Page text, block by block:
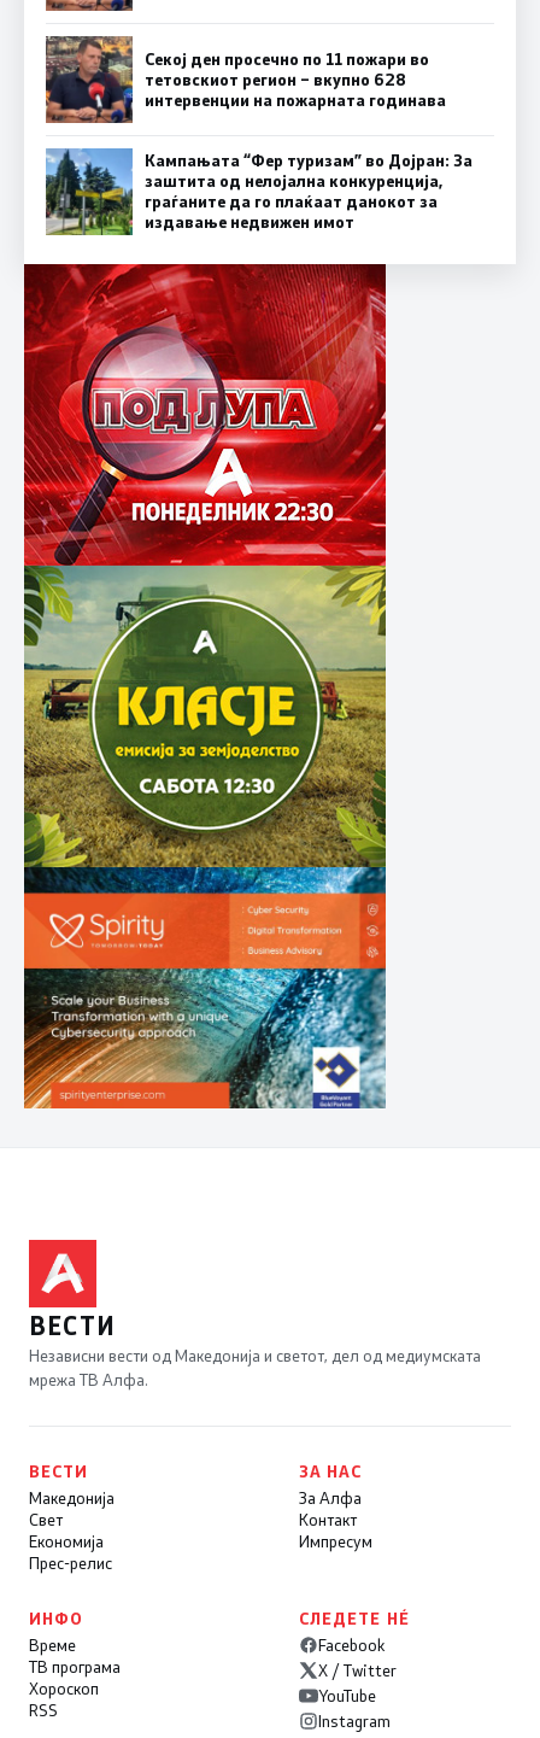
Секој ден просечно по 11 пожари во
тетовскиот регион – вкупно 628
интервенции на пожарната годинава
Кампањата “Фер туризам” во Дојран: За
заштита од нелојална конкуренција,
граѓаните да го плаќаат данокот за
издавање недвижен имот
ВЕСТИ
Независни вести од Македонија и светот, дел од медиумската
мрежа ТВ Алфа.
ВЕСТИ
Македонија
Свет
Економија
Прес-релис
ЗА НАС
За Алфа
Контакт
Импресум
ИНФО
Време
ТВ програма
Хороскоп
RSS
СЛЕДЕТЕ НÉ
Facebook
X / Twitter
YouTube
Instagram